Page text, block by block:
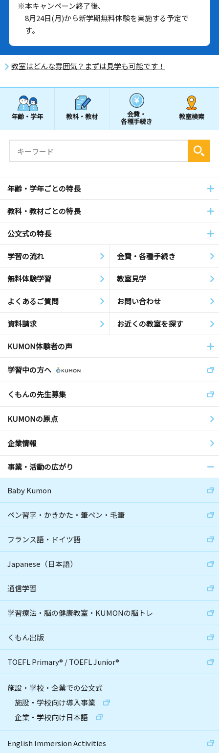
※本キャンペーン終了後、
8月24日(月)から新学期無料体験を実施する予定で
す。
教室はどんな雰囲気？まずは見学も可能です！
年齢・学年 教科・教材 会費・
各種手続き
教室検索
年齢・学年ごとの特長
教科・教材ごとの特長
公文式の特長
学習の流れ 会費・各種手続き
無料体験学習 教室見学
よくあるご質問 お問い合わせ
資料請求 お近くの教室を探す
KUMON体験者の声
学習中の方へ
くもんの先生募集
KUMONの原点
企業情報
事業・活動の広がり
Baby Kumon
ペン習字・かきかた・筆ペン・毛筆
フランス語・ドイツ語
Japanese（日本語）
通信学習
学習療法・脳の健康教室・KUMONの脳トレ
くもん出版
TOEFL Primary® /TOEFL Junior®
施設・学校・企業での公文式
施設・学校向け導入事業
企業・学校向け日本語
English Immersion Activities